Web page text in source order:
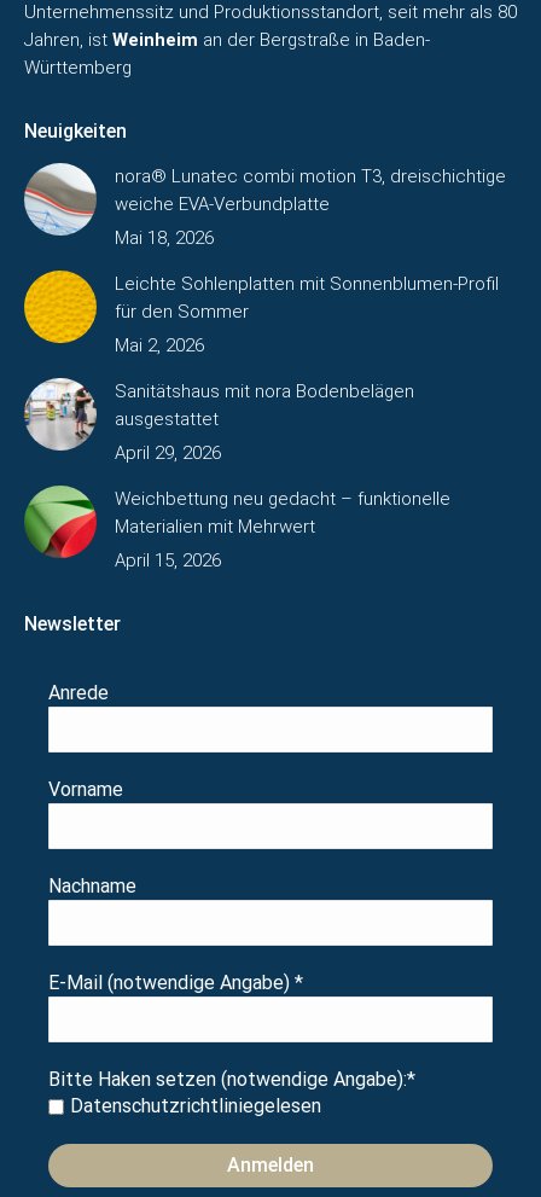
Unternehmenssitz und Produktionsstandort, seit mehr als 80
Jahren, ist Weinheim an der Bergstraße in Baden-
Württemberg
Neuigkeiten
nora® Lunatec combi motion T3, dreischichtige
weiche EVA-Verbundplatte
Mai 18, 2026
Leichte Sohlenplatten mit Sonnenblumen-Profil
für den Sommer
Mai 2, 2026
Sanitätshaus mit nora Bodenbelägen
ausgestattet
April 29, 2026
Weichbettung neu gedacht – funktionelle
Materialien mit Mehrwert
April 15, 2026
Newsletter
Anrede
Vorname
Nachname
E-Mail (notwendige Angabe) *
Bitte Haken setzen (notwendige Angabe):*
Datenschutzrichtliniegelesen